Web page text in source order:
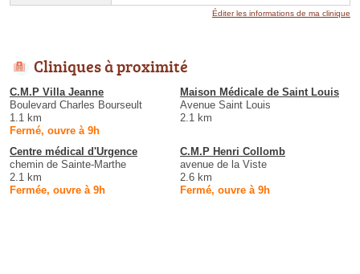
Éditer les informations de ma clinique
Cliniques à proximité
C.M.P Villa Jeanne
Boulevard Charles Bourseult
1.1 km
Fermé, ouvre à 9h
Maison Médicale de Saint Louis
Avenue Saint Louis
2.1 km
Centre médical d'Urgence
chemin de Sainte-Marthe
2.1 km
Fermée, ouvre à 9h
C.M.P Henri Collomb
avenue de la Viste
2.6 km
Fermé, ouvre à 9h